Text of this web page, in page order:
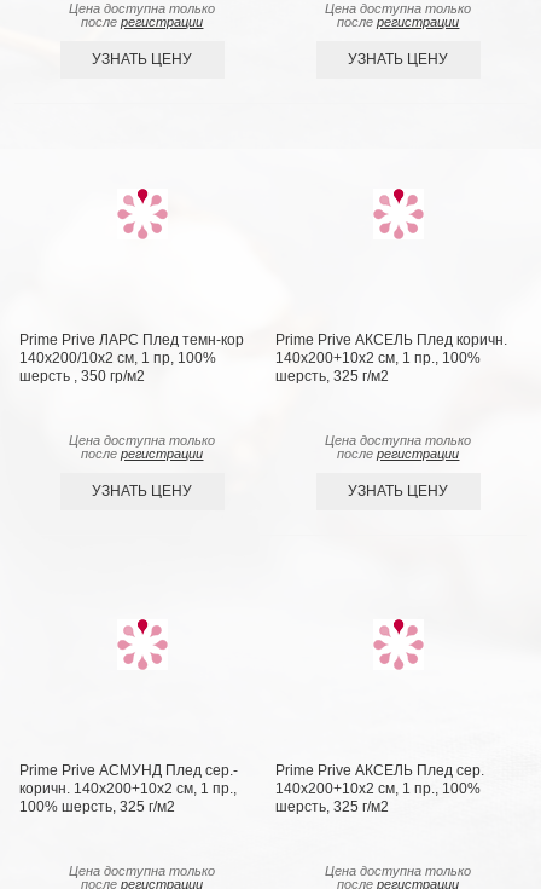
Цена доступна только
послерегистрации
УЗНАТЬ ЦЕНУ
Цена доступна только
послерегистрации
УЗНАТЬ ЦЕНУ
Prime Prive ЛАРС Плед темн-кор
140х200/10х2 см, 1 пр, 100%
шерсть , 350 гр/м2
Цена доступна только
послерегистрации
УЗНАТЬ ЦЕНУ
Prime Prive АКСЕЛЬ Плед коричн.
140х200+10х2 см, 1 пр., 100%
шерсть, 325 г/м2
Цена доступна только
послерегистрации
УЗНАТЬ ЦЕНУ
Prime Prive АСМУНД Плед сер.-
коричн. 140х200+10х2 см, 1 пр.,
100% шерсть, 325 г/м2
Цена доступна только
послерегистрации
Prime Prive АКСЕЛЬ Плед сер.
140х200+10х2 см, 1 пр., 100%
шерсть, 325 г/м2
Цена доступна только
послерегистрации